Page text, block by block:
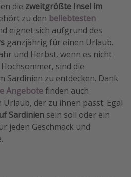
die zweitgrößte Insel im
zu den beliebtesten
eignet sich aufgrund des
ganzjährig für einen Urlaub.
und Herbst, wenn es nicht
sind die
Sardinien zu entdecken. Dank
Angebotefinden auch
der zu ihnen passt. Egal
Sardinien sein soll oder ein
jeden Geschmack und